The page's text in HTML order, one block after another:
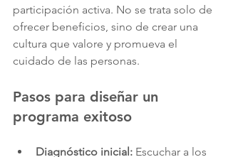
participación activa. No se trata solo de
ofrecer beneficios, sino de crear una
cultura que valore y promueva el
cuidado de las personas.
Pasos para diseñar un
programa exitoso
Diagnóstico inicial: Escuchar a los